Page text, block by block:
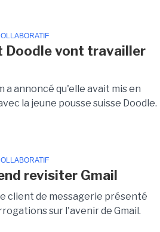
Doodle vont travailler
annoncé qu'elle avait mis en
la jeune pousse suisse Doodle.
revisiter Gmail
client de messagerie présenté
sur l'avenir de Gmail.